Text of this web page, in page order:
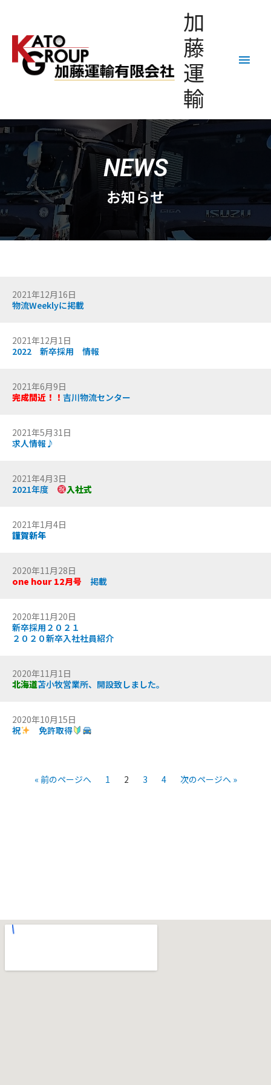
加
藤
運
輸
NEWS
お知らせ
物流Weeklyに掲載
2021年12月16日
2022 新卒採用 情報
2021年12月1日
完成間近！！ 吉川物流センター
2021年6月9日
求人情報♪
2021年5月31日
2021年度 入社式
2021年4月3日
謹賀新年
2021年1月4日
one hour 12月号 掲載
2020年11月28日
新卒採用２０２１
２０２０新卒入社社員紹介
2020年11月20日
北海道苫小牧営業所、開設致しました。
2020年11月1日
祝 免許取得
2020年10月15日
« 前のページへ 1 2 3 4 次のページへ »